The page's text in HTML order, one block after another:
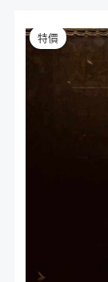
特價
絲